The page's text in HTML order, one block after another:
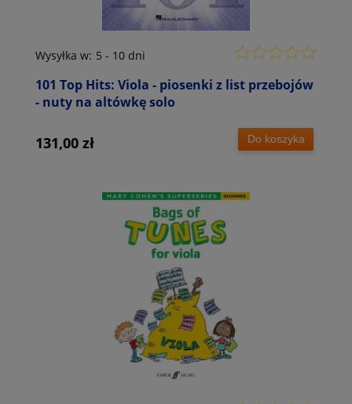
101 Top Hits: Viola - piosenki z list przebojów
- nuty na altówkę solo
Wysyłka w: 5 - 10 dni
131,00 zł Do koszyka